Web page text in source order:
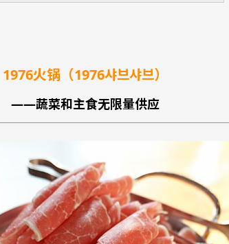
1976火锅（1976샤브샤브）
——蔬菜和主食无限量供应